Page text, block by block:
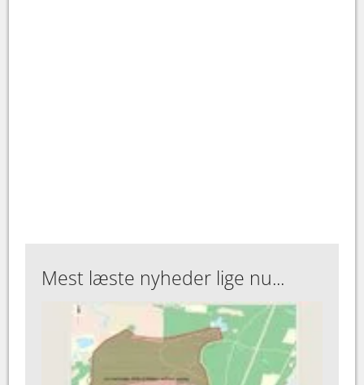
Mest læste nyheder lige nu...